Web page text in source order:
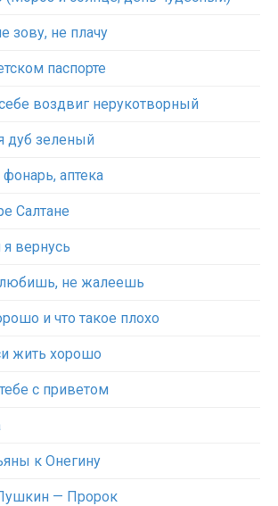
зову, не плачу
паспорте
воздвиг нерукотворный
дуб зеленый
аптека
Салтане
вернусь
не жалеешь
и что такое плохо
жить хорошо
с приветом
к Онегину
— Пророк